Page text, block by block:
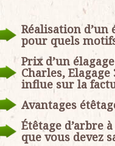
Réalisation d’un
pour quels
Prix d’un
Charles,
influe sur la
Avantages
Étêtage d’arbre
que vous devez